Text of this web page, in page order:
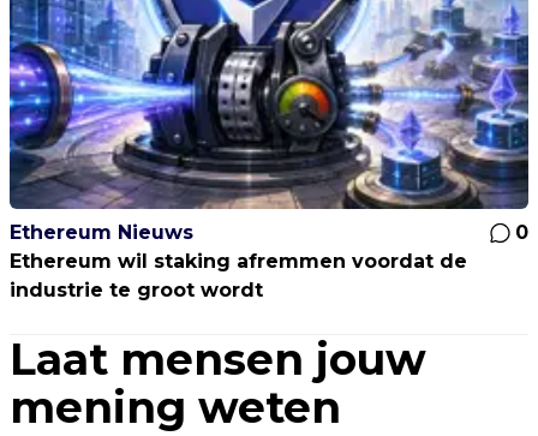
Ethereum Nieuws
0
Ethereum wil staking afremmen voordat de
industrie te groot wordt
Laat mensen jouw
mening weten